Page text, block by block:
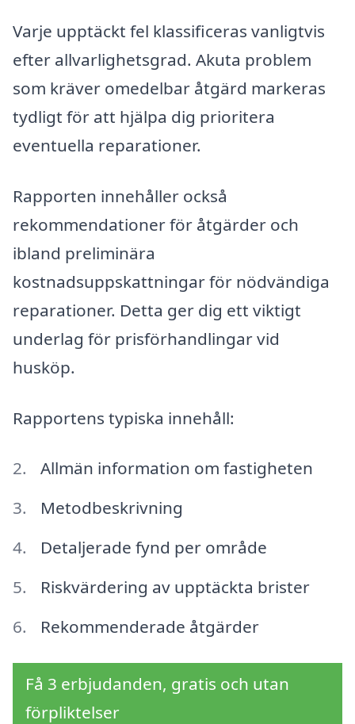
Varje upptäckt fel klassificeras vanligtvis
efter allvarlighetsgrad. Akuta problem
som kräver omedelbar åtgärd markeras
tydligt för att hjälpa dig prioritera
eventuella reparationer.
Rapporten innehåller också
rekommendationer för åtgärder och
ibland preliminära
kostnadsuppskattningar för nödvändiga
reparationer. Detta ger dig ett viktigt
underlag för prisförhandlingar vid
husköp.
Rapportens typiska innehåll:
Allmän information om fastigheten
Metodbeskrivning
Detaljerade fynd per område
Riskvärdering av upptäckta brister
Rekommenderade åtgärder
Få 3 erbjudanden, gratis och utan
förpliktelser